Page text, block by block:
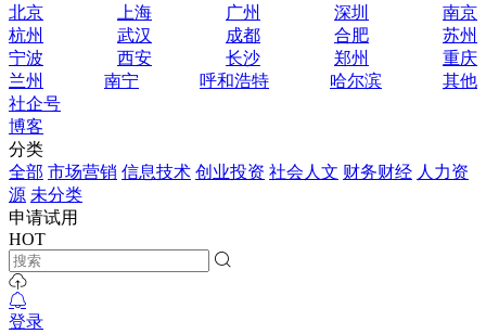
北京
上海 广州 深圳
南京
杭州
武汉 成都 合肥
苏州
宁波
西安 长沙 郑州
重庆
兰州
南宁 呼和浩特 哈尔滨
其他
社企号
博客
分类
全部 市场营销 信息技术 创业投资 社会人文 财务财经 人力资
源 未分类
申请试用
HOT
登录